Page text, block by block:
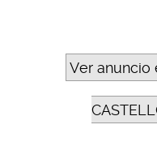
Ver anuncio